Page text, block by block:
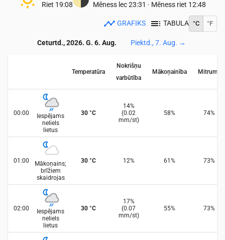
Riet 19:08
Mēness lec23:31 · Mēness riet 12:48
GRAFIKS TABULA °C °F
Ceturtd., 2026. G. 6. Aug. Piektd., 7. Aug. →
Temperatūra
Nokrišņu
varbūtība
Mākoņainība Mitrums
00:00
Iespējams
neliels
lietus
30 °C
14%
(0.02
mm/st)
58% 74%
01:00
Mākoņains;
brīžiem
skaidrojas
30 °C 12% 61 % 73%
02:00
Iespējams
neliels
lietus
30 °C
17%
(0.07
mm/st)
55% 73%